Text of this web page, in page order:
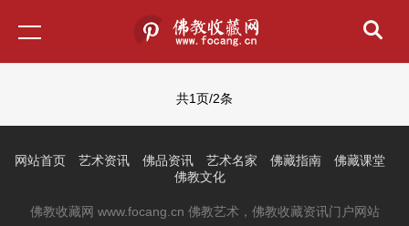
共1页/2条
网站首页 艺术资讯 佛品资讯 艺术名家 佛藏指南
佛藏课堂
佛教文化
佛教收藏网 www.focang.cn 佛教艺术，佛教收藏资讯门户网站